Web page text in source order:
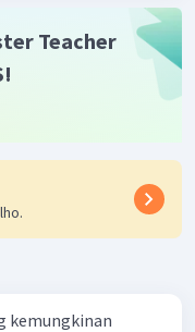
Teacher
kemungkinan